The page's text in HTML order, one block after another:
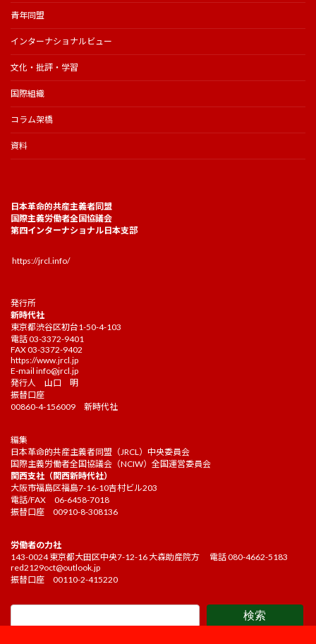
青年同盟
インターナショナルビュー
文化・批評・学習
国際組織
コラム架橋
資料
日本革命的共産主義者同盟
国際主義労働者全国協議会
第四インターナショナル日本支部
https://jrcl.info/
発行所
新時代社
東京都渋谷区初台1-50-4-103
電話 03-3372-9401
FAX 03-3372-9402
https://www.jrcl.jp
E-mail info@jrcl.jp
発行人 山口 明
振替口座
00860-4-156009 新時代社
編集
日本革命的共産主義者同盟（JRCL）中央委員会
国際主義労働者全国協議会（NCIW）全国運営委員会
関西支社（関西新時代社）
大阪市福島区福島7-16-10吉村ビル203
電話/FAX 06-6458-7018
振替口座 00910-8-308136
労働者の力社
143-0024 東京都大田区中央7-12-16 大森助産院方 電話 080-4662-5183
red2129oct@outlook.jp
振替口座 00110-2-415220
検索